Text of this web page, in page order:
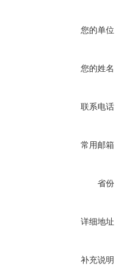
您的单位
您的姓名
联系电话
常用邮箱
省份
详细地址
补充说明